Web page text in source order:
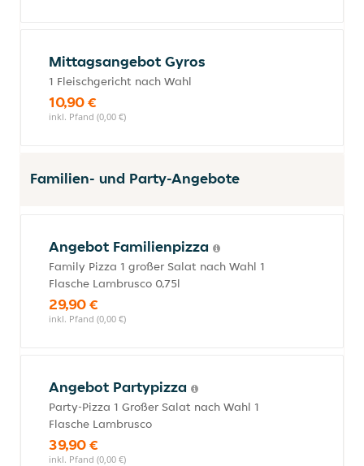
Mittagsangebot Gyros
1 Fleischgericht nach Wahl
10,90 €
inkl. Pfand (0,00 €)
Familien- und Party-Angebote
Angebot Familienpizza
Family Pizza 1 großer Salat nach Wahl 1
Flasche Lambrusco 0,75l
29,90 €
inkl. Pfand (0,00 €)
Angebot Partypizza
Party-Pizza 1 Großer Salat nach Wahl 1
Flasche Lambrusco
39,90 €
inkl. Pfand (0,00 €)